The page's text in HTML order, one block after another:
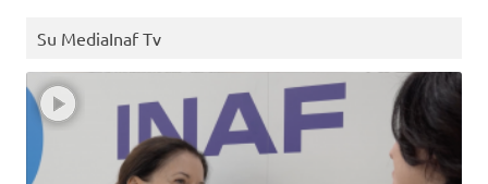
Su MediaInaf Tv